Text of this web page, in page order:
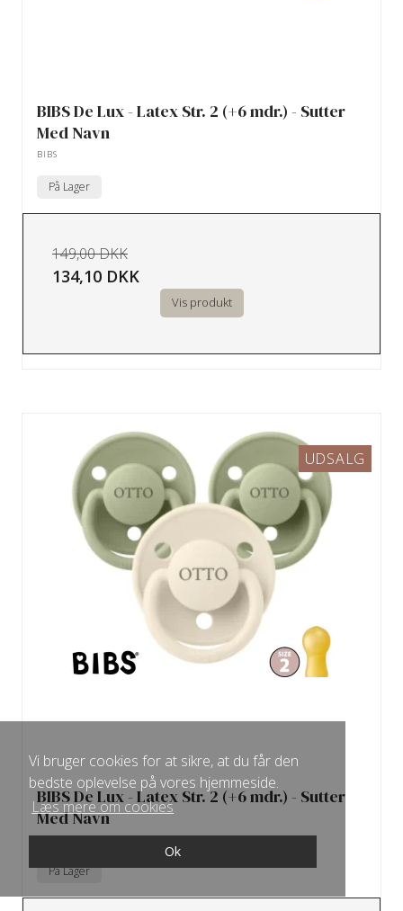
Vi bruger cookies for at sikre, at du får den
bedste oplevelse på vores hjemmeside.
Læs mere om cookies
Ok
BIBS De Lux - Latex Str. 2 (+6 mdr.) - Sutter
Med Navn
BIBS
På Lager
149,00 DKK
134,10 DKK
Vis produkt
UDSALG
BIBS De Lux - Latex Str. 2 (+6 mdr.) - Sutter
Med Navn
BIBS
På Lager